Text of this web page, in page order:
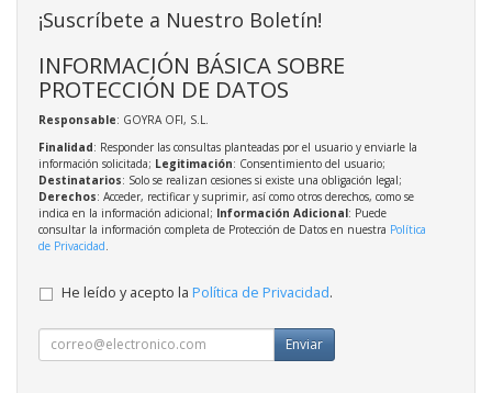
¡Suscríbete a Nuestro Boletín!
INFORMACIÓN BÁSICA SOBRE
PROTECCIÓN DE DATOS
Responsable: GOYRA OFI, S.L.
Finalidad: Responder las consultas planteadas por el usuario y enviarle la
información solicitada; Legitimación: Consentimiento del usuario;
Destinatarios: Solo se realizan cesiones si existe una obligación legal;
Derechos: Acceder, rectificar y suprimir, así como otros derechos, como se
indica en la información adicional; Información Adicional: Puede
consultar la información completa de Protección de Datos en nuestra Política
de Privacidad
He leído y acepto la Política de Privacidad.
Enviar